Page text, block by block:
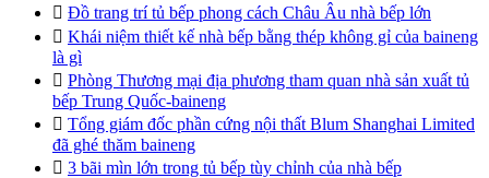
 Đồ trang trí tủ bếp phong cách Châu Âu nhà bếp lớn
 Khái niệm thiết kế nhà bếp bằng thép không gỉ của baineng
là gì
 Phòng Thương mại địa phương tham quan nhà sản xuất tủ
bếp Trung Quốc-baineng
 Tổng giám đốc phần cứng nội thất Blum Shanghai Limited
đã ghé thăm baineng
 3 bãi mìn lớn trong tủ bếp tùy chỉnh của nhà bếp